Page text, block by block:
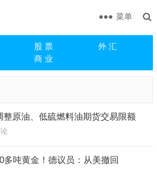
股 票
外 汇
商 业
菜单
整原油、低硫燃料油期货交易限额
多吨黄金！德议员：从美撤回